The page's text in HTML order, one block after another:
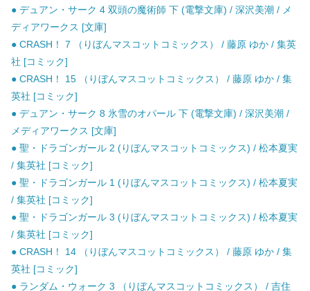
● デュアン・サーク 4 双頭の魔術師 下 (電撃文庫) / 深沢美潮 / メ
ディアワークス [文庫]
● CRASH！ 7 （りぼんマスコットコミックス） / 藤原 ゆか / 集英
社 [コミック]
● CRASH！ 15 （りぼんマスコットコミックス） / 藤原 ゆか / 集
英社 [コミック]
● デュアン・サーク 8 氷雪のオパール 下 (電撃文庫) / 深沢美潮 /
メディアワークス [文庫]
● 聖・ドラゴンガール 2 (りぼんマスコットコミックス) / 松本夏実
/ 集英社 [コミック]
● 聖・ドラゴンガール 1 (りぼんマスコットコミックス) / 松本夏実
/ 集英社 [コミック]
● 聖・ドラゴンガール 3 (りぼんマスコットコミックス) / 松本夏実
/ 集英社 [コミック]
● CRASH！ 14 （りぼんマスコットコミックス） / 藤原 ゆか / 集
英社 [コミック]
● ランダム・ウォーク 3 （りぼんマスコットコミックス） / 吉住